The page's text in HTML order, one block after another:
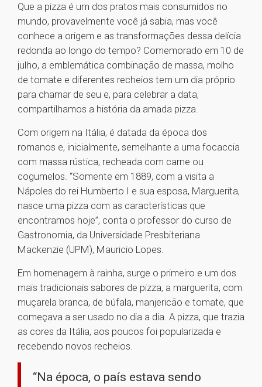
Que a pizza é um dos pratos mais consumidos no
mundo, provavelmente você já sabia, mas você
conhece a origem e as transformações dessa delícia
redonda ao longo do tempo? Comemorado em 10 de
julho, a emblemática combinação de massa, molho
de tomate e diferentes recheios tem um dia próprio
para chamar de seu e, para celebrar a data,
compartilhamos a história da amada pizza.
Com origem na Itália, é datada da época dos
romanos e, inicialmente, semelhante a uma focaccia
com massa rústica, recheada com carne ou
cogumelos. “Somente em 1889, com a visita a
Nápoles do rei Humberto I e sua esposa, Marguerita,
nasce uma pizza com as características que
encontramos hoje”, conta o professor do curso de
Gastronomia, da Universidade Presbiteriana
Mackenzie (UPM), Mauricio Lopes.
Em homenagem à rainha, surge o primeiro e um dos
mais tradicionais sabores de pizza, a marguerita, com
muçarela branca, de búfala, manjericão e tomate, que
começava a ser usado no dia a dia. A pizza, que trazia
as cores da Itália, aos poucos foi popularizada e
recebendo novos recheios.
“Na época, o país estava sendo